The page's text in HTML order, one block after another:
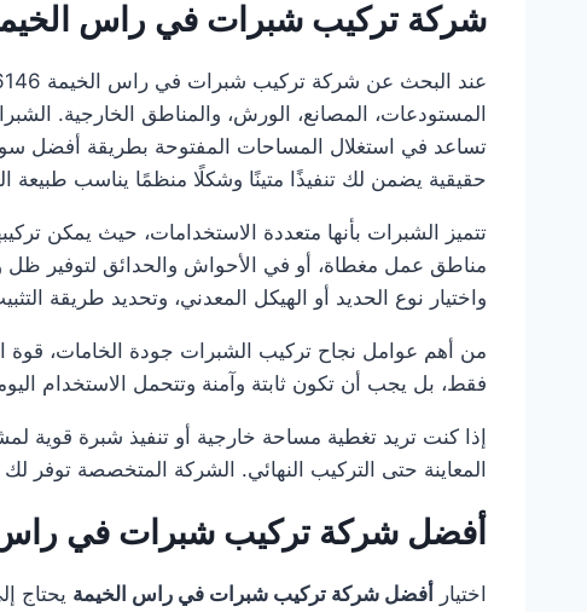
شركة تركيب شبرات في راس
المستودعات، المصانع، الورش، والمناطق الخارجية.
تساعد في استغلال المساحات المفتوحة بطريقة أفضل
حقيقية يضمن لك تنفيذًا متينًا وشكلًا منظمًا يناسب طبيعة
تتميز الشبرات بأنها متعددة الاستخدامات، حيث يمكن
مناطق عمل مغطاة، أو في الأحواش والحدائق لتوفير ظل
واختيار نوع الحديد أو الهيكل المعدني، وتحديد طريقة
من أهم عوامل نجاح تركيب الشبرات جودة الخامات، قوة
فقط، بل يجب أن تكون ثابتة وآمنة وتتحمل الاستخدام
إذا كنت تريد تغطية مساحة خارجية أو تنفيذ شبرة قوية
المعاينة حتى التركيب النهائي. الشركة المتخصصة توفر لك
أفضل شركة تركيب شبرات في راس
اختيار أفضل شركة تركيب شبرات في راس الخيمة يحتاج